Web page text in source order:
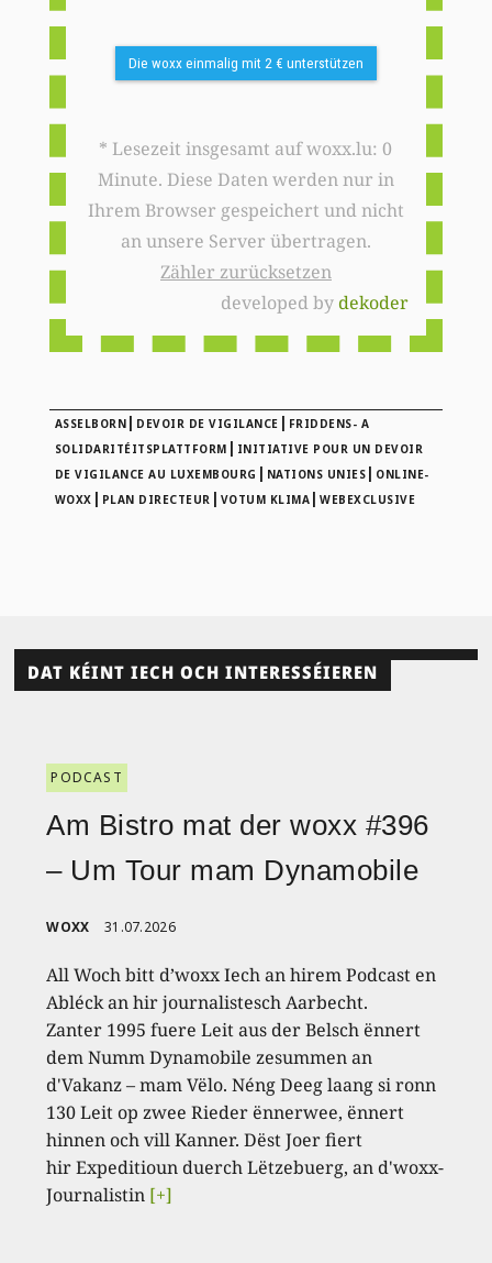
Die woxx einmalig mit 2 € unterstützen
* Lesezeit insgesamt auf woxx.lu: 0
Minute. Diese Daten werden nur in
Ihrem Browser gespeichert und nicht
an unsere Server übertragen.
Zähler zurücksetzen
developed bydekoder
ASSELBORN | DEVOIR DE VIGILANCE | FRIDDENS- A
SOLIDARITÉITSPLATTFORM | INITIATIVE POUR UN DEVOIR
DE VIGILANCE AU LUXEMBOURG | NATIONS UNIES | ONLINE-
WOXX | PLAN DIRECTEUR | VOTUM KLIMA |WEBEXCLUSIVE
DAT KÉINT IECH OCH INTERESSÉIEREN
PODCAST
Am Bistro mat der woxx #396
– Um Tour mam Dynamobile
WOXX 31.07.2026
All Woch bitt d’woxx Iech an hirem Podcast en
Abléck an hir journalistesch Aarbecht.
Zanter 1995 fuere Leit aus der Belsch ënnert
dem Numm Dynamobile zesummen an
d'Vakanz – mam Vëlo. Néng Deeg laang si ronn
130 Leit op zwee Rieder ënnerwee, ënnert
hinnen och vill Kanner. Dëst Joer fiert
hir Expeditioun duerch Lëtzebuerg, an d'woxx-
Journalistin [+]